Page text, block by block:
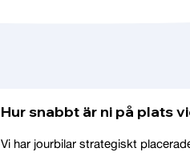
Hur snabbt är ni på plats
Vi har jourbilar strategiskt